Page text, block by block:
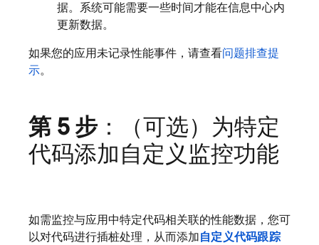
据。系统可能需要一些时间才能在信息中心内
更新数据。
如果您的应用未记录性能事件，请查看问题排查提
示。
第 5 步 ：（可选） 为特定
代码添加自定义监控功能
如需监控与应用中特定代码相关联的性能数据，您可
以对代码进行插桩处理，从而添加自定义代码跟踪